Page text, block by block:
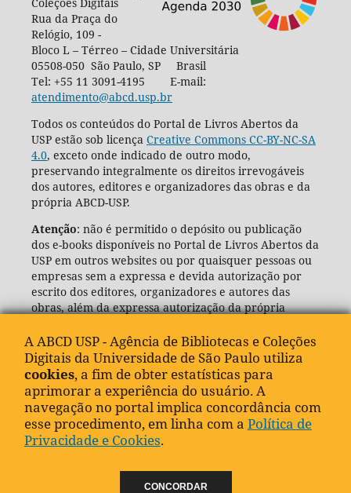
Rua da Praça do
Relógio, 109 -
Bloco L – Térreo – Cidade Universitária
05508-050 São Paulo, SP Brasil
Tel: +55 11 3091-4195 E-mail:
atendimento@abcd.usp.br
Todos os conteúdos do Portal de Livros Abertos da
USP estão sob licença Creative Commons CC-BY-NC-SA
4.0, exceto onde indicado de outro modo,
preservando integralmente os direitos irrevogáveis
dos autores, editores e organizadores das obras e da
própria ABCD-USP.
Atenção: não é permitido o depósito ou publicação
dos e-books disponíveis no Portal de Livros Abertos da
USP em outros websites ou por quaisquer pessoas ou
empresas sem a expressa e devida autorização por
escrito dos editores, organizadores e autores das
obras, além da expressa autorização da própria
(ABCD-USP).
A ABCD USP - Agência de Bibliotecas e Coleções
Digitais da Universidade de São Paulo utiliza
cookies, a fim de obter estatísticas para
aprimorar a experiência do usuário. A
navegação no portal implica concordância com
esse procedimento, em linha com a Política de
Privacidade e Cookies.
CONCORDAR